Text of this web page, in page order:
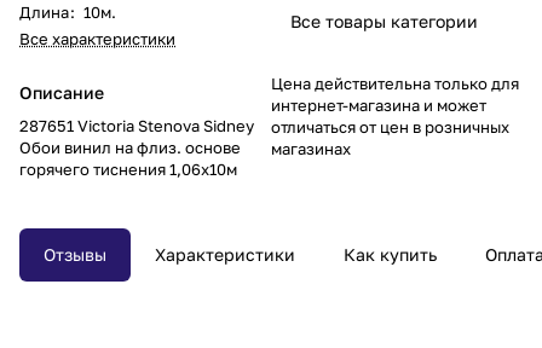
Длина: 10м.
Все характеристики
Описание
287651 Victoria Stenova Sidney
Обои винил на флиз. основе
горячего тиснения 1,06х10м
Все товары категории
Цена действительна только для
интернет-магазина и может
отличаться от цен в розничных
магазинах
Отзывы Характеристики Как купить